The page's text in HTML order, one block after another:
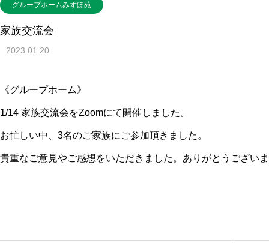
グループホームみずほ苑
家族交流会
2023.01.20
《グループホーム》
1/14 家族交流会をZoomにて開催しました。
お忙しい中、3名のご家族にご参加頂きました。
貴重なご意見やご感想をいただきました。ありがとうござい